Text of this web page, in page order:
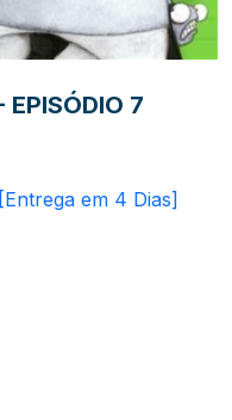
EPISÓDIO 7
[Entrega em 4 Dias]